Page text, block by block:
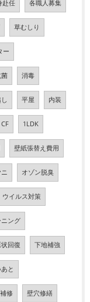
赴任 各職人募集
草むしり
ー
消毒
平屋 内装
CF 1LDK
壁紙張替え費用
オゾン脱臭
ウイルス対策
ニング
回復 下地補強
と
修 壁穴修繕